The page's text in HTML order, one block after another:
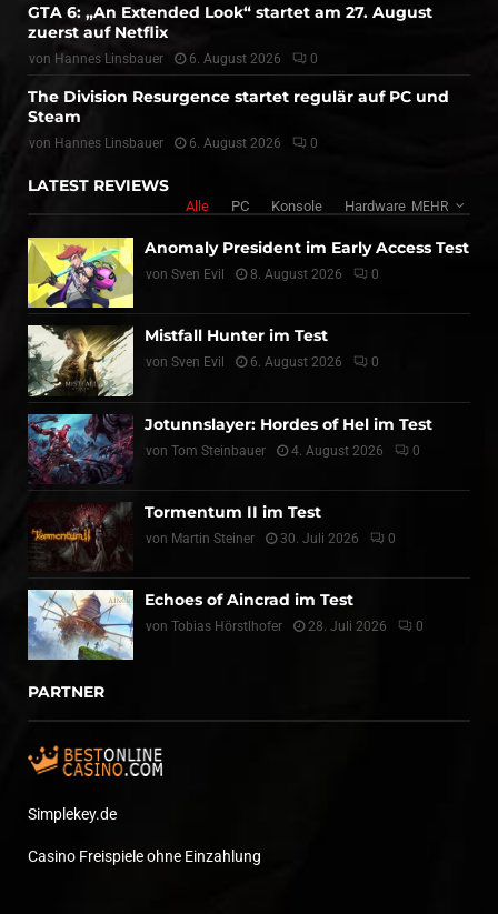
GTA 6: „An Extended Look“ startet am 27. August
zuerst auf Netflix
von Hannes Linsbauer 6. August 2026 0
The Division Resurgence startet regulär auf PC und
Steam
von Hannes Linsbauer 6. August 2026 0
LATEST REVIEWS
Alle PC Konsole Hardware MEHR
Anomaly President im Early Access Test
von Sven Evil 8. August 2026 0
Mistfall Hunter im Test
von Sven Evil 6. August 2026 0
Jotunnslayer: Hordes of Hel im Test
von Tom Steinbauer 4. August 2026 0
Tormentum II im Test
von Martin Steiner 30. Juli 2026 0
Echoes of Aincrad im Test
von Tobias Hörstlhofer 28. Juli 2026 0
PARTNER
Simplekey.de
Casino Freispiele ohne Einzahlung